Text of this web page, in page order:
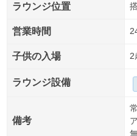
ラウンジ位置
営業時間
子供の入場 2
ラウンジ設備
備考